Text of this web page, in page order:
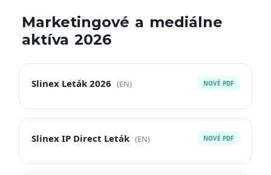
Marketingové a mediálne
aktíva 2026
Slinex Leták 2026 (EN) NOVÉ PDF
Slinex IP Direct Leták (EN) NOVÉ PDF